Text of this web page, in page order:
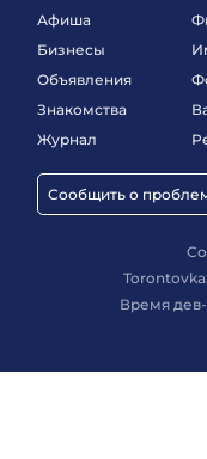
Афиша
Бизнесы
Объявления
Знакомства
Журнал
Сообщить о
Время дев-